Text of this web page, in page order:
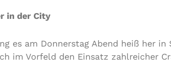
in der City
es am Donnerstag Abend heiß her in
im Vorfeld den Einsatz zahlreicher